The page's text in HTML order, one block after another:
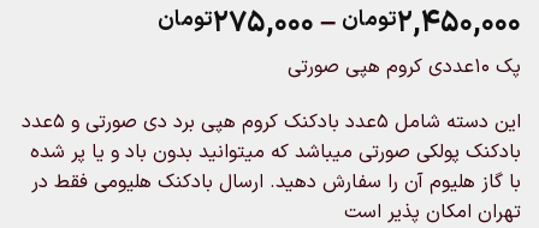
۲,۴۵۰,۰۰۰تومان –۲۷۵,۰۰۰تومان
through
۲,۴۵۰,۰۰۰تومان
پک 10عددی کروم هپی صورتی
این دسته شامل 5عدد بادکنک کروم هپی برد دی صورتی و 5عدد
بادکنک پولکی صورتی میباشد که میتوانید بدون باد و یا پر شده
با گاز هلیوم آن را سفارش دهید. ارسال بادکنک هلیومی فقط در
تهران امکان پذیر است